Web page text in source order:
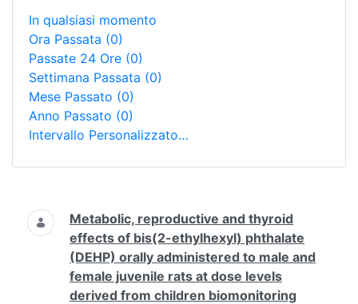
In qualsiasi momento
Ora Passata (0)
Passate 24 Ore (0)
Settimana Passata (0)
Mese Passato (0)
Anno Passato (0)
Intervallo Personalizzato…
Ricerca
Metabolic, reproductive and thyroid
effects of bis(2-ethylhexyl) phthalate
(DEHP) orally administered to male and
female juvenile rats at dose levels
derived from children biomonitoring